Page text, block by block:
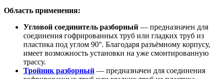
Область применения:
Угловой соединитель разборный — предназначен для
соединения гофрированных труб или гладких труб из
пластика под углом 90°. Благодаря разъёмному корпусу,
имеет возможность установки на уже смонтированную
трассу.
Тройник разборный — предназначен для соединения